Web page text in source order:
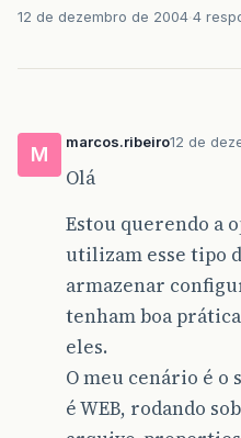
12 de dezembro de 2004 4
M
marcos.ribeiro12 de
Olá
Estou querendo a
utilizam esse tipo
armazenar
tenham boa
eles.
O meu cenário é o
é WEB, rodando